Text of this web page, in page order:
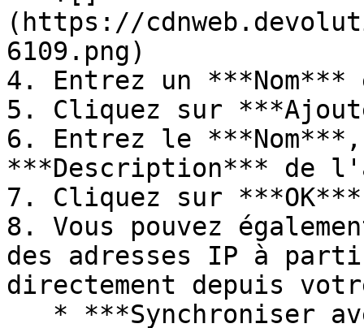
(https://
6109.png)
4. Entrez un
5. Cliquez sur
6. Entrez le
***Description*** de
7. Cliquez sur
8. Vous pouvez
des adresses IP à
directement depuis